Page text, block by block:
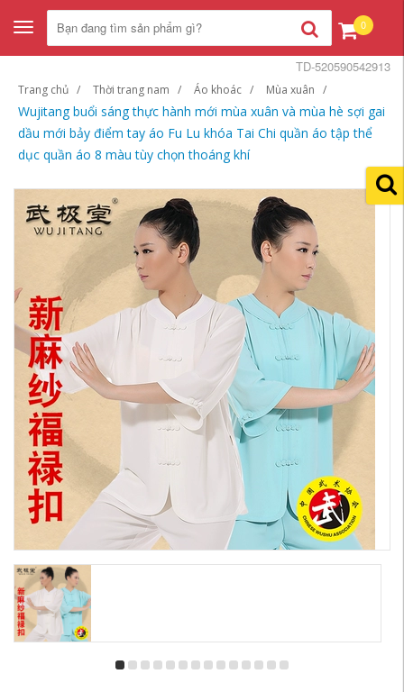
Toggle
navigation
0
Trang chủ Thời trang nam Áo khoác Mùa xuân
Wujitang buổi sáng thực hành mới mùa xuân và mùa hè sợi gai
dầu mới bảy điểm tay áo Fu Lu khóa Tai Chi quần áo tập thể
dục quần áo 8 màu tùy chọn thoáng khí
TD-520590542913